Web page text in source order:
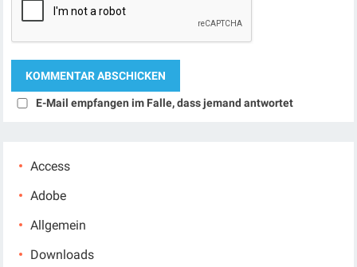
E-Mail empfangen im Falle, dass jemand antwortet
Access
Adobe
Allgemein
Downloads